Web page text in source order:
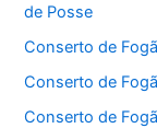
de Posse
Conserto de
Conserto de
Conserto de